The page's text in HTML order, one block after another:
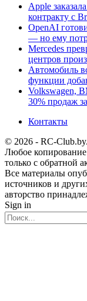
Apple
контракту с
OpenAI
— но ему
Mercedes
центров
Автомобиль
функции
Volkswagen,
30% продаж
Контакты
© 2026 - RC-
Любое копирование
только с обратной
Все материалы
источников и
авторство
Sign in